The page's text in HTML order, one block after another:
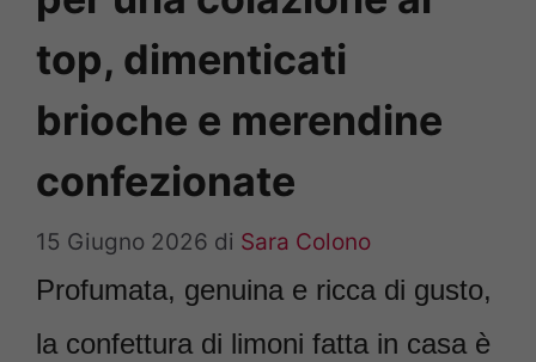
top, dimenticati
brioche e merendine
confezionate
15 Giugno 2026 di Sara Colono
Profumata, genuina e ricca di gusto,
la confettura di limoni fatta in casa è